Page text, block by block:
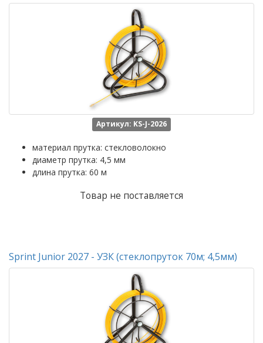
Артикул: KS-J-2026
материал прутка: стекловолокно
диаметр прутка: 4,5 мм
длина прутка: 60 м
Товар не поставляется
Sprint Junior 2027 - УЗК (стеклопруток 70м; 4,5мм)